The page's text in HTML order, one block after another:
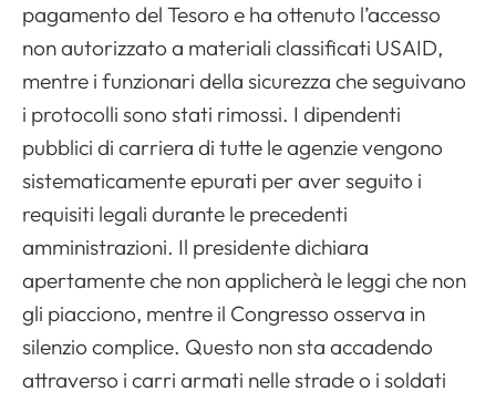
pagamento del Tesoro e ha ottenuto l’accesso
non autorizzato a materiali classificati USAID,
mentre i funzionari della sicurezza che seguivano
i protocolli sono stati rimossi. I dipendenti
pubblici di carriera di tutte le agenzie vengono
sistematicamente epurati per aver seguito i
requisiti legali durante le precedenti
amministrazioni. Il presidente dichiara
apertamente che non applicherà le leggi che non
gli piacciono, mentre il Congresso osserva in
silenzio complice. Questo non sta accadendo
attraverso i carri armati nelle strade o i soldati